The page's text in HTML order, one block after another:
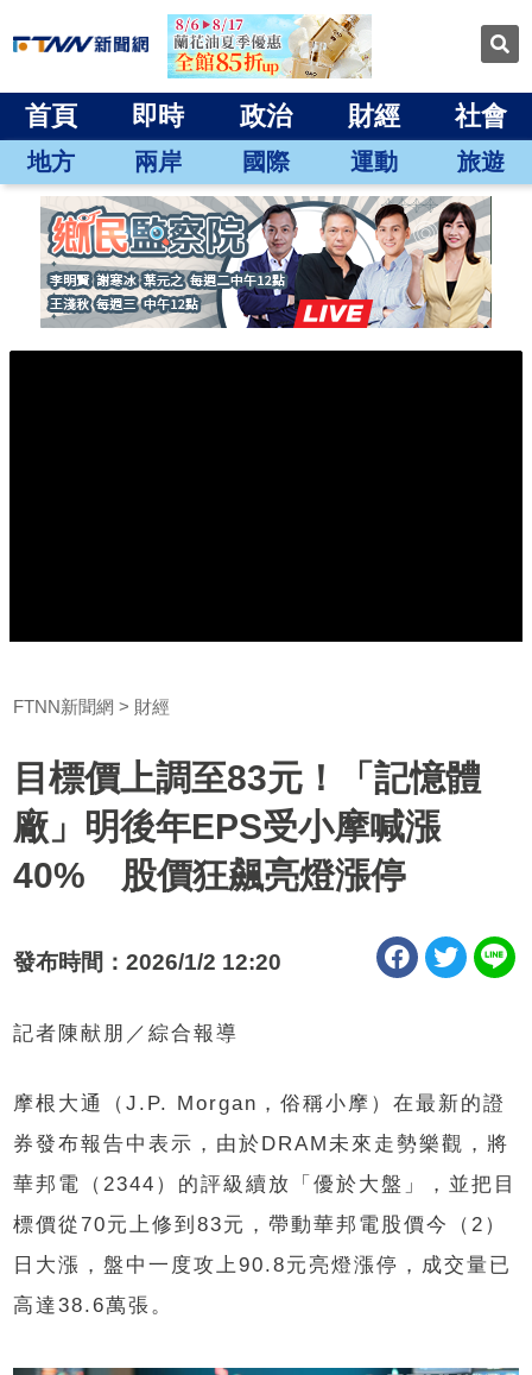
首頁 即時 政治 財經 社會
地方 兩岸 國際 運動 旅遊
FTNN新聞網 財經
目標價上調至83元！「記憶體
廠」明後年EPS受小摩喊漲
40% 股價狂飆亮燈漲停
發布時間：2026/1/2 12:20
記者陳献朋／綜合報導
摩根大通（J.P. Morgan，俗稱小摩）在最新的證
券發布報告中表示，由於DRAM未來走勢樂觀，將
華邦電（2344）的評級續放「優於大盤」，並把目
標價從70元上修到83元，帶動華邦電股價今（2）
日大漲，盤中一度攻上90.8元亮燈漲停，成交量已
高達38.6萬張。